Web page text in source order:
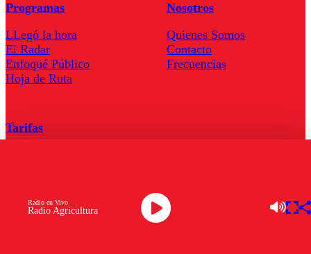
Radio Agricultura
Radio en Vivo
Programas
LLegó la hora
El Radar
Enfoqué Público
Hoja de Ruta
Nosotros
Quienes Somos
Contacto
Frecuencias
Tarifas
Radio en Vivo